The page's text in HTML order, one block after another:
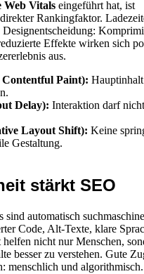
Web Vitals eingeführt hat, ist
Rankingfaktor.
Effekte wirken sich
aus.
Paint):
Delay): Interaktion darf
Layout Shift): Keine
Gestaltung.
stärkt SEO
sind automatisch
Code, Alt-Texte, klare
helfen nicht nur Menschen,
besser zu verstehen. Gute
menschlich und algorithmisch.